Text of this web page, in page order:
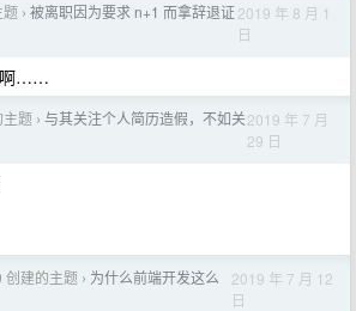
题 › 被离职因为要求 n+1 而拿辞退证2019 年 8 月 1
日
啊……
题 › 与其关注个人简历造假，不如关2019 年 7 月
29 日
创建的主题 › 为什么前端开发这么
2019 年 7 月 12
日